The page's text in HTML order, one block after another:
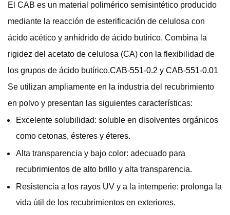
El CAB es un material polimérico semisintético producido
mediante la reacción de esterificación de celulosa con
ácido acético y anhídrido de ácido butírico. Combina la
rigidez del acetato de celulosa (CA) con la flexibilidad de
los grupos de ácido butírico.CAB-551-0.2 y CAB-551-0.01
Se utilizan ampliamente en la industria del recubrimiento
en polvo y presentan las siguientes características:
Excelente solubilidad: soluble en disolventes orgánicos
como cetonas, ésteres y éteres.
Alta transparencia y bajo color: adecuado para
recubrimientos de alto brillo y alta transparencia.
Resistencia a los rayos UV y a la intemperie: prolonga la
vida útil de los recubrimientos en exteriores.